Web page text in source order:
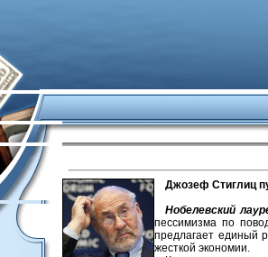
Джозеф Стиглиц
Нобелевский
пессимизма по
предлагает единый
жесткой экономии.